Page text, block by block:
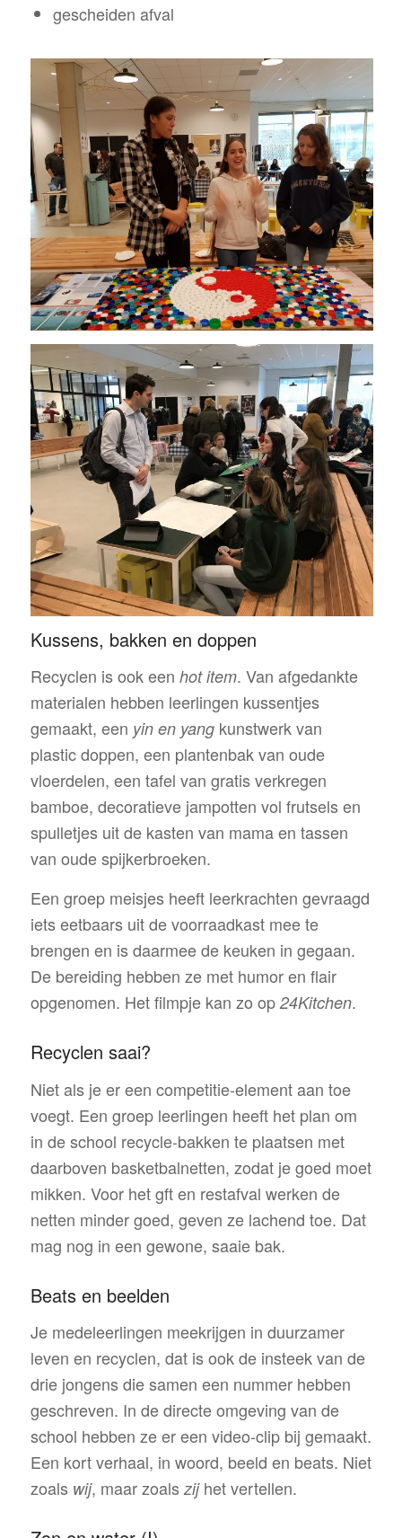
gescheiden afval
Kussens, bakken en doppen
Recyclen is ook een hot item. Van afgedankte
materialen hebben leerlingen kussentjes
gemaakt, een yin en yangkunstwerk van
plastic doppen, een plantenbak van oude
vloerdelen, een tafel van gratis verkregen
bamboe, decoratieve jampotten vol frutsels en
spulletjes uit de kasten van mama en tassen
van oude spijkerbroeken.
Een groep meisjes heeft leerkrachten gevraagd
iets eetbaars uit de voorraadkast mee te
brengen en is daarmee de keuken in gegaan.
De bereiding hebben ze met humor en flair
opgenomen. Het filmpje kan zo op 24Kitchen.
Recyclen saai?
Niet als je er een competitie-element aan toe
voegt. Een groep leerlingen heeft het plan om
in de school recycle-bakken te plaatsen met
daarboven basketbalnetten, zodat je goed moet
mikken. Voor het gft en restafval werken de
netten minder goed, geven ze lachend toe. Dat
mag nog in een gewone, saaie bak.
Beats en beelden
Je medeleerlingen meekrijgen in duurzamer
leven en recyclen, dat is ook de insteek van de
drie jongens die samen een nummer hebben
geschreven. In de directe omgeving van de
school hebben ze er een video-clip bij gemaakt.
Een kort verhaal, in woord, beeld en beats. Niet
zoals wij, maar zoals zijhet vertellen.